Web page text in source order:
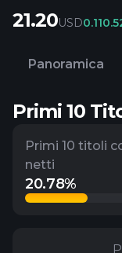
21.20USD0.11
Panoramica
Primi 10
Primi 10 titoli
netti
20.78%